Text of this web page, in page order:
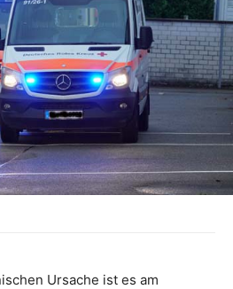
Ursache ist es am